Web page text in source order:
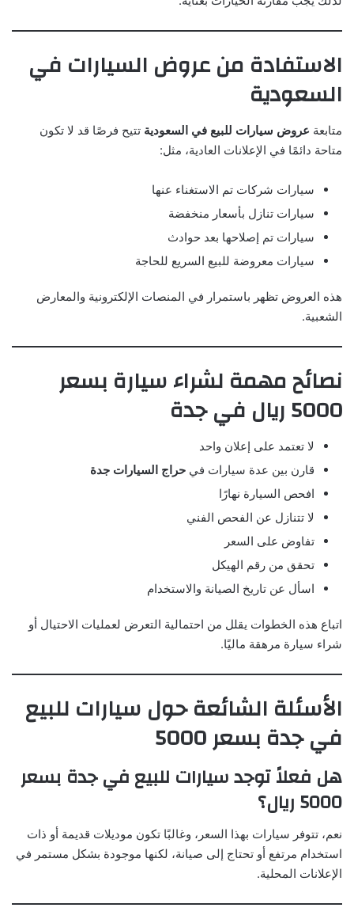
الاستفادة من عروض السيارات في
السعودية
متابعة عروض سيارات للبيع في السعودية تتيح فرصًا قد لا تكون
متاحة دائمًا في الإعلانات العادية، مثل:
سيارات شركات تم الاستغناء عنها
سيارات تنازل بأسعار منخفضة
سيارات تم إصلاحها بعد حوادث
سيارات معروضة للبيع السريع للحاجة
هذه العروض تظهر باستمرار في المنصات الإلكترونية والمعارض
الشعبية.
نصائح مهمة لشراء سيارة بسعر
5000 ريال في جدة
لا تعتمد على إعلان واحد
قارن بين عدة سيارات في حراج السيارات جدة
افحص السيارة نهارًا
لا تتنازل عن الفحص الفني
تفاوض على السعر
تحقق من رقم الهيكل
اسأل عن تاريخ الصيانة والاستخدام
اتباع هذه الخطوات يقلل من احتمالية التعرض لعمليات الاحتيال أو
شراء سيارة مرهقة ماليًا.
الأسئلة الشائعة حول سيارات للبيع
في جدة بسعر 5000
هل فعلاً توجد سيارات للبيع في جدة بسعر
5000 ريال؟
نعم، تتوفر سيارات بهذا السعر، وغالبًا تكون موديلات قديمة أو ذات
استخدام مرتفع أو تحتاج إلى صيانة، لكنها موجودة بشكل مستمر في
الإعلانات المحلية.